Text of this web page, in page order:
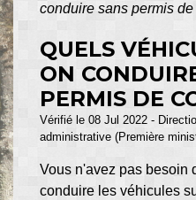
conduire sans permis
QUELS
ON
PERMIS DE
Vérifié le 08 Jul 2022 -
administrative (Première
Vous n'avez pas besoin
conduire les véhicules